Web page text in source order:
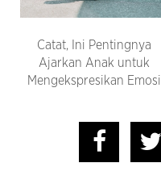
Catat, Ini Pentingnya
Ajarkan Anak untuk
Mengekspresikan Emosi